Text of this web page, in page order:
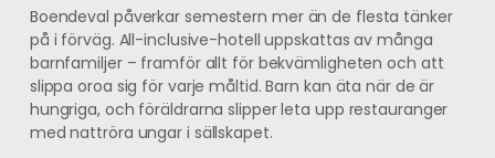
Boendeval påverkar semestern mer än de flesta tänker
på i förväg. All-inclusive-hotell uppskattas av många
barnfamiljer – framför allt för bekvämligheten och att
slippa oroa sig för varje måltid. Barn kan äta när de är
hungriga, och föräldrarna slipper leta upp restauranger
med nattröra ungar i sällskapet.